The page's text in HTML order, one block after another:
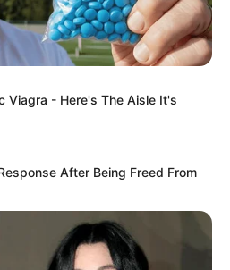
Viagra - Here's The Aisle It's
After Being Freed From